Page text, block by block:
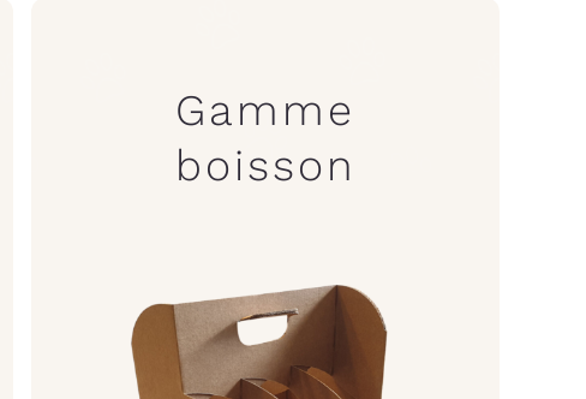
Gamme
boisson